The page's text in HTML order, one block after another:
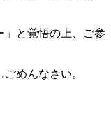
と覚悟の上、ご参
んなさい。